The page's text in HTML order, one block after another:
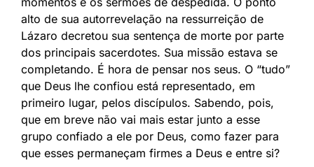
alto de sua autorrevelação na ressurreição de
Lázaro decretou sua sentença de morte por parte
dos principais sacerdotes. Sua missão estava se
completando. É hora de pensar nos seus. O “tudo”
que Deus lhe confiou está representado, em
primeiro lugar, pelos discípulos. Sabendo, pois,
que em breve não vai mais estar junto a esse
grupo confiado a ele por Deus, como fazer para
que esses permaneçam firmes a Deus e entre si?